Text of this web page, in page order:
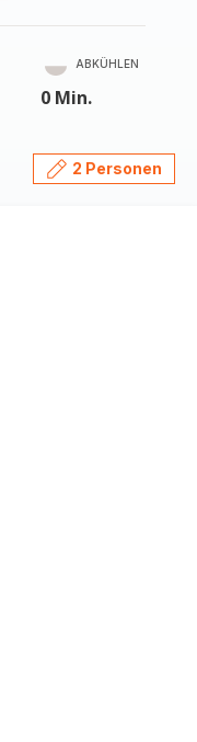
ABKÜHLEN
0 Min.
2 Personen